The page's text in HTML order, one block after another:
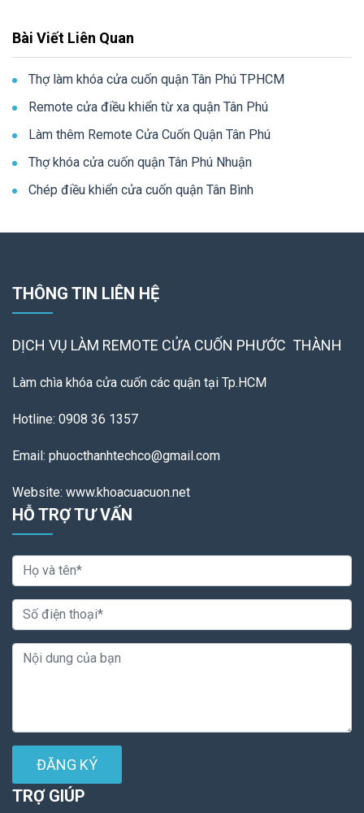
Bài Viết Liên Quan
Thợ làm khóa cửa cuốn quận Tân Phú TPHCM
Remote cửa điều khiển từ xa quận Tân Phú
Làm thêm Remote Cửa Cuốn Quận Tân Phú
Thợ khóa cửa cuốn quận Tân Phú Nhuận
Chép điều khiển cửa cuốn quận Tân Bình
THÔNG TIN LIÊN HỆ
DỊCH VỤ LÀM REMOTE CỬA CUỐN PHƯỚC THÀNH
Làm chìa khóa cửa cuốn các quận tại Tp.HCM
Hotline: 0908 36 1357
Email: phuocthanhtechco@gmail.com
Website: www.khoacuacuon.net
HỖ TRỢ TƯ VẤN
ĐĂNG KÝ
TRỢ GIÚP